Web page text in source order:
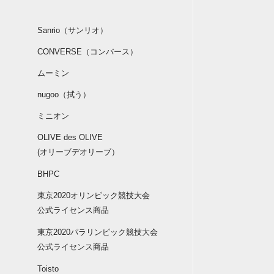
Sanrio（サンリオ）
CONVERSE（コンバース）
ムーミン
nugoo（拭う）
ミニオン
OLIVE des OLIVE
(オリーブデオリーブ）
BHPC
東京2020オリンピック競技大会
公式ライセンス商品
東京2020パラリンピック競技大会
公式ライセンス商品
Toisto